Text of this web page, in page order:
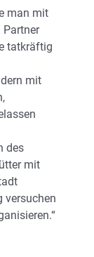
man mit
Partner
tatkräftig
mit
des
mit
versuchen